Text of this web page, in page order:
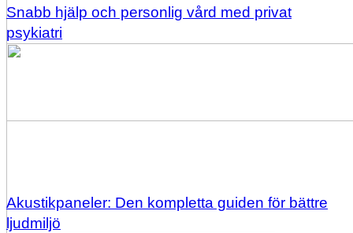
Snabb hjälp och personlig vård med privat
psykiatri
Akustikpaneler: Den kompletta guiden för bättre
ljudmiljö